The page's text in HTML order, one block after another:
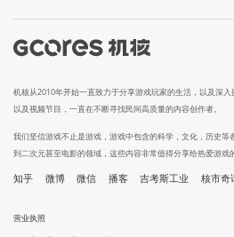
机核从2010年开始一直致力于分享游戏玩家的生活，以及深
以及视频节目，一直在不断寻找民间高质量的内容创作者。
我们坚信游戏不止是游戏，游戏中包含的科学，文化，历史
到二次元甚至电影的领域，这些内容非常值得分享给热爱游戏
知乎 微博 微信 播客 吉考斯工业 核市奇
营业执照